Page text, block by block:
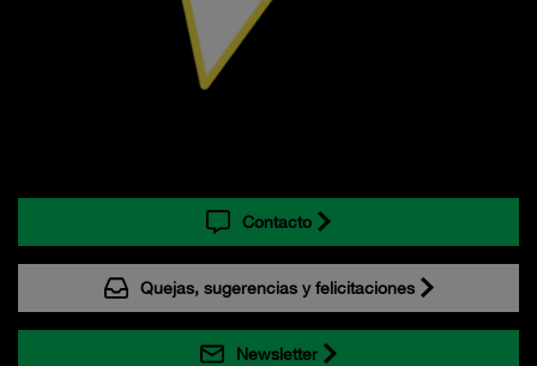
Contacto
Quejas, sugerencias y felicitaciones
Newsletter